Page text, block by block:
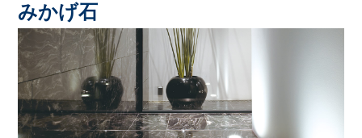
商品ページにある「お気に入り登録」を押すと登録した
商品がここに表示されます。
閉じる
みかげ石